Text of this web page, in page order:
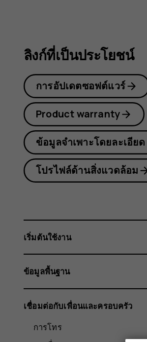
ลิงก์ที่เป็นประโยชน์
การอัปเดตซอฟต์แวร์
Product warranty
ข้อมูลจำเพาะโดยละเอียด
โปรไฟล์ด้านสิ่งแวดล้อม
เริ่มต้นใช้งาน
ข้อมูลพื้นฐาน
เชื่อมต่อกับเพื่อนและครอบครัว
การโทร